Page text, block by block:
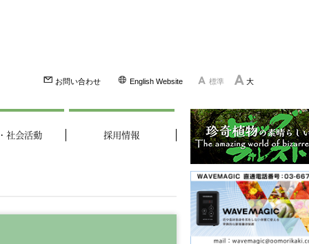
お問い合わせ English Website 標準 大
社会活動 採用情報